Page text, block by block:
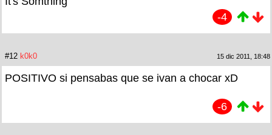
-4
#12 k0k0 15 dic 2011, 18:48
POSITIVO si pensabas que se ivan a chocar xD
-6